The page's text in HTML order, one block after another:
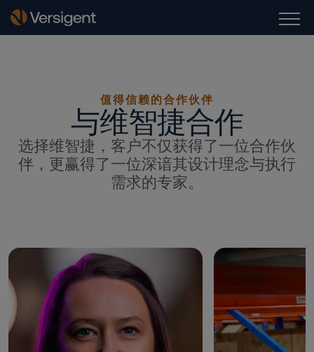
值得信赖的合作伙伴
与维智捷合作
选择维智捷，客户不仅获得了一位合作伙
伴，更赢得了一位深谙其设计理念与执行
需求的专家。